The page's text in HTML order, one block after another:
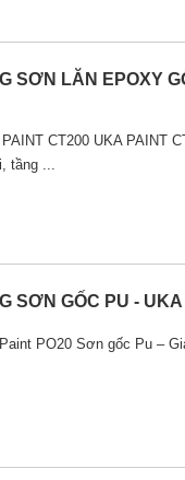
SƠN LĂN EPOXY
CT200 UKA PAINT
tầng ...
SƠN GỐC PU -
PO20 Sơn gốc Pu –